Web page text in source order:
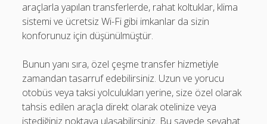
araçlarla yapılan transferlerde, rahat koltuklar, klima
sistemi ve ücretsiz Wi-Fi gibi imkanlar da sizin
konforunuz için düşünülmüştür.
Bunun yanı sıra, özel çeşme transfer hizmetiyle
zamandan tasarruf edebilirsiniz. Uzun ve yorucu
otobüs veya taksi yolculukları yerine, size özel olarak
tahsis edilen araçla direkt olarak otelinize veya
istediğiniz noktaya ulaşabilirsiniz. Bu sayede seyahat